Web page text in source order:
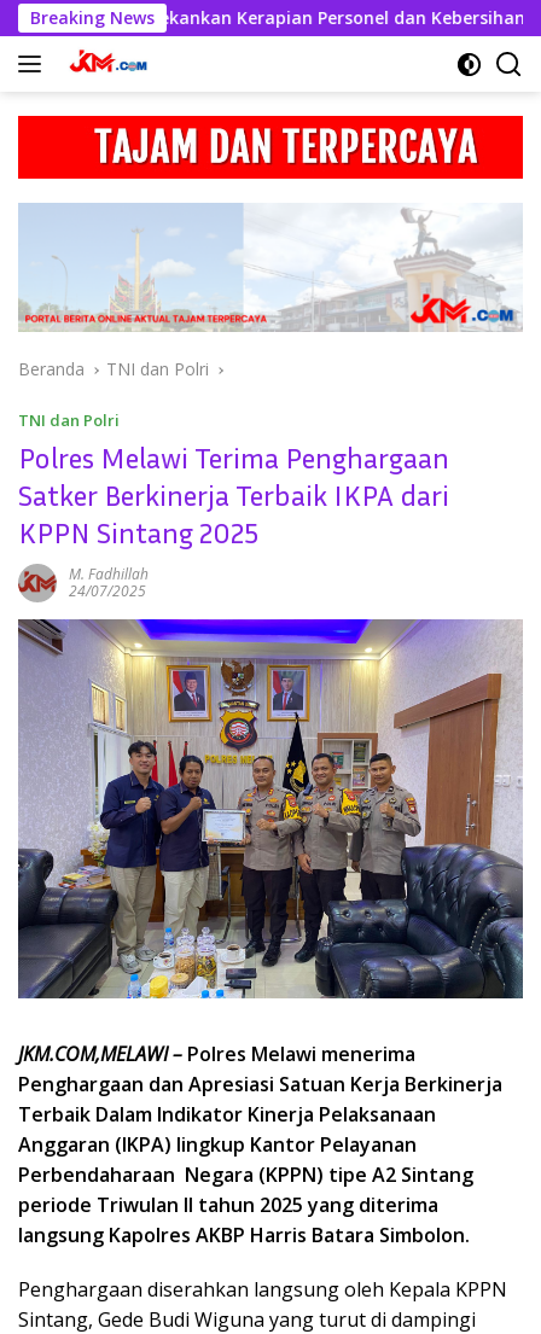
Langsung
ke
konten
Breaking News
Kahfi Tekankan Kerapian Personel dan Kebersihan Mako
Beranda TNI dan Polri
TNI dan Polri
Polres Melawi Terima Penghargaan
Satker Berkinerja Terbaik IKPA dari
KPPN Sintang 2025
M. Fadhillah
24/07/2025
JKM.COM,MELAWI – Polres Melawi menerima
Penghargaan dan Apresiasi Satuan Kerja Berkinerja
Terbaik Dalam Indikator Kinerja Pelaksanaan
Anggaran (IKPA) lingkup Kantor Pelayanan
Perbendaharaan Negara (KPPN) tipe A2 Sintang
periode Triwulan II tahun 2025 yang diterima
langsung Kapolres AKBP Harris Batara Simbolon.
Penghargaan diserahkan langsung oleh Kepala KPPN
Sintang, Gede Budi Wiguna yang turut di dampingi